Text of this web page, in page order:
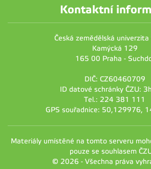
Kontaktní
Česká zemědělská univerzita
Kamýcká 129
165 00 Praha -
DIČ: CZ60460709
ID datové schránky ČZU:
Tel.: 224 381 111
GPS souřadnice: 50,129976,
Materiály umístěné na tomto serveru
pouze se souhlasem
© 2026 - Všechna práva